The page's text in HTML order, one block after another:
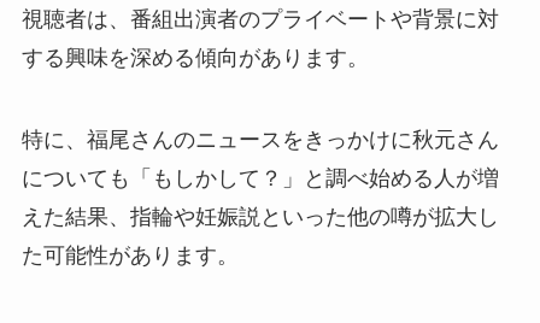
視聴者は、番組出演者のプライベートや背景に対
する興味を深める傾向があります。
特に、福尾さんのニュースをきっかけに秋元さん
についても「もしかして？」と調べ始める人が増
えた結果、指輪や妊娠説といった他の噂が拡大し
た可能性があります。